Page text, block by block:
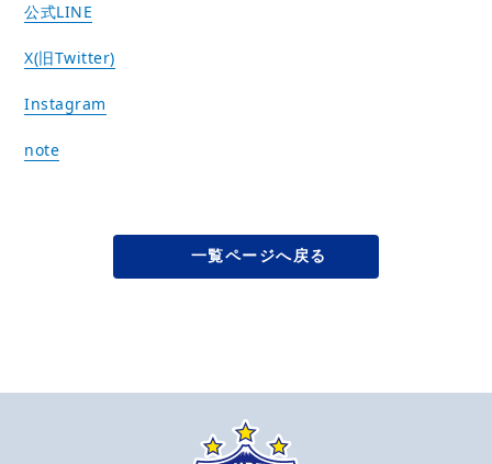
公式LINE
X(旧Twitter)
Instagram
note
一覧ページへ戻る